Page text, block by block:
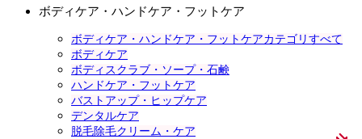
ボディケア・ハンドケア・フットケア
ボディケア・ハンドケア・フットケアカテゴリすべて
ボディケア
ボディスクラブ・ソープ・石鹸
ハンドケア・フットケア
バストアップ・ヒップケア
デンタルケア
脱毛除毛クリーム・ケア